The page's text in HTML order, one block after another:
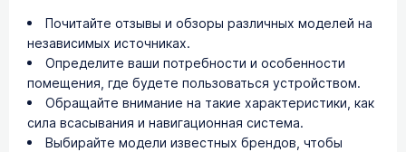
Почитайте отзывы и обзоры различных моделей на
независимых источниках.
Определите ваши потребности и особенности
помещения, где будете пользоваться устройством.
Обращайте внимание на такие характеристики, как
сила всасывания и навигационная система.
Выбирайте модели известных брендов, чтобы